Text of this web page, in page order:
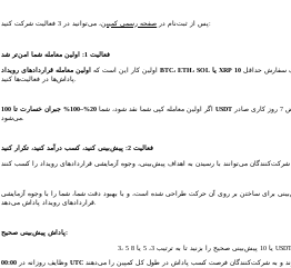
پس از ثبت‌نام در صفحه رسمی کمپین ، می‌توانید در 3 فعالیت شرکت کنید:
فعالیت 1: اولین معامله شما امن‌تر شد
اولین کار این است که اولین معامله قراردادهای رویداد BTC، ETH، SOL یا XRP سفارش حداقل
اگر اولین معامله کپی شما نقد شود، شما 20%–100% جبران خسارت تا 100 USDT
فعالیت 2: پیش‌بینی کنید، کسب درآمد کنید، تکرار کنید
برای ساختن بر روی آن حرکت طراحی شده است، و با بهبود دقت شما، شما را با وجوه آزمایشی
پاداش پیش‌بینی صحیح:
وظایف روزانه در 00:00 UTC